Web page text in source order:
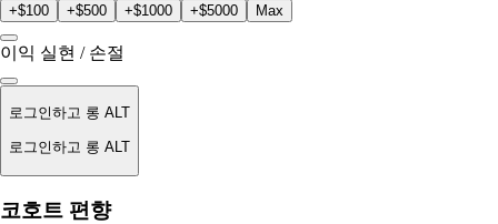
+$100 +$500 +$1000 +$5000 Max
이익 실현 / 손절
로그인하고 롱 ALT
로그인하고 롱 ALT
청산가
코호트 편향